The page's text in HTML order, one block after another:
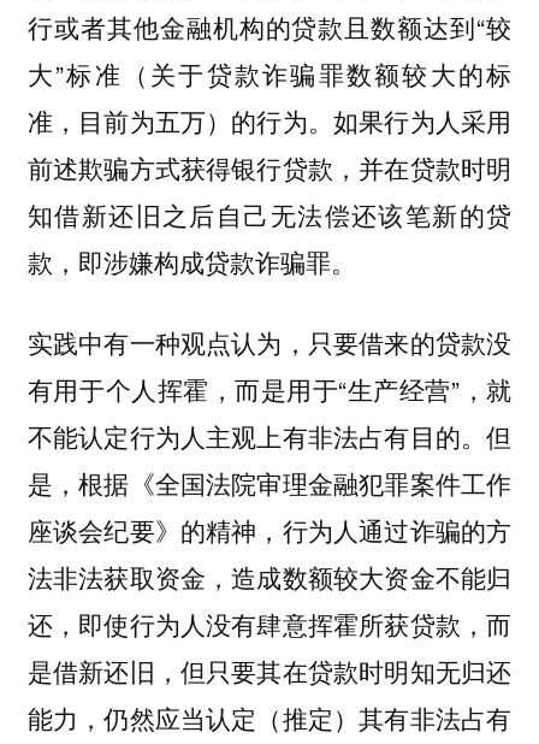
行或者其他金融机构的贷款且数额达到“较
大”标准（关于贷款诈骗罪数额较大的标
准，目前为五万）的行为。如果行为人采用
前述欺骗方式获得银行贷款，并在贷款时明
知借新还旧之后自己无法偿还该笔新的贷
款，即涉嫌构成贷款诈骗罪。
实践中有一种观点认为，只要借来的贷款没
有用于个人挥霍，而是用于“生产经营”，就
不能认定行为人主观上有非法占有目的。但
是，根据《全国法院审理金融犯罪案件工作
座谈会纪要》的精神，行为人通过诈骗的方
法非法获取资金，造成数额较大资金不能归
还，即使行为人没有肆意挥霍所获贷款，而
是借新还旧，但只要其在贷款时明知无归还
能力，仍然应当认定（推定）其有非法占有